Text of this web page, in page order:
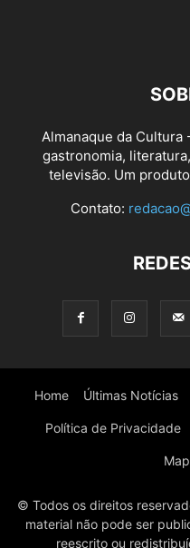
Almanaque da
gastronomia,
televisão. Um
Contato:
Home Últimas Notícias
Política de Privacidade
© Todos os direitos
material não pode ser
reescrito ou